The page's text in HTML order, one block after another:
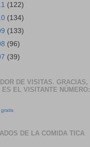
(122)
(134)
(133)
(96)
(39)
DE VISITAS. GRACIAS,
ES EL VISITANTE NÚMERO:
DE LA COMIDA TICA